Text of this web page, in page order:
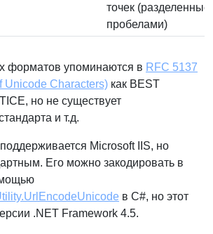
точек (разделенные
пробелами)
форматов упоминаются в RFC 5137
Unicode Characters) как BEST
но не существует
и т.д.
Microsoft IIS, но
Его можно закодировать в
в C#, но этот
.NET Framework 4.5.